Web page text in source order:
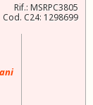
Rif.: MSRPC3805
Cod. C24: 1298699